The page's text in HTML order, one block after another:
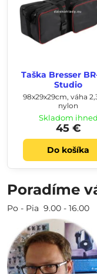
Taška Bresser
Studio
98x29x29cm, váha
nylon
Skladom
45 €
Do košíka
Poradíme
Po - Pia 9.00 - 16.00